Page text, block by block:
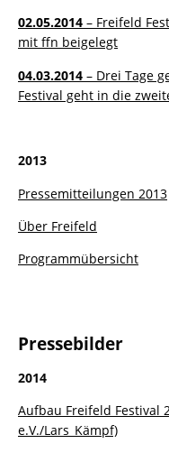
02.05.2014 – Freifeld
mit ffn beigelegt
04.03.2014 – Drei Tage
Festival geht in die
2013
Pressemitteilungen 2013
Über Freifeld
Programmübersicht
Pressebilder
2014
Aufbau Freifeld Festival
e.V./Lars_Kämpf)